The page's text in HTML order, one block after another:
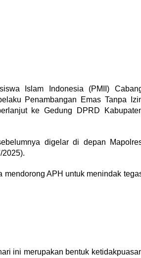
Islam Indonesia (PMII)
Penambangan Emas Tanpa
ke Gedung DPRD
digelar di depan
2025).
mendorong APH untuk menindak
ini merupakan bentuk